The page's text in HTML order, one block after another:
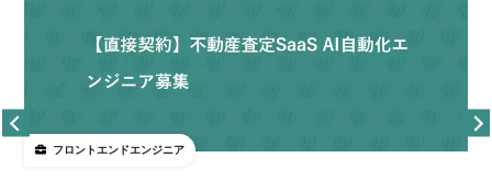
フロントエンドエンジニア